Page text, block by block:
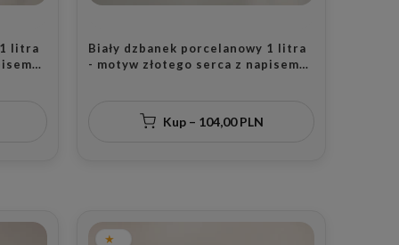
1 litra
Biały dzbanek porcelanowy 1 litra
- motyw złotego serca z napisem
Kup – 104,00 PLN